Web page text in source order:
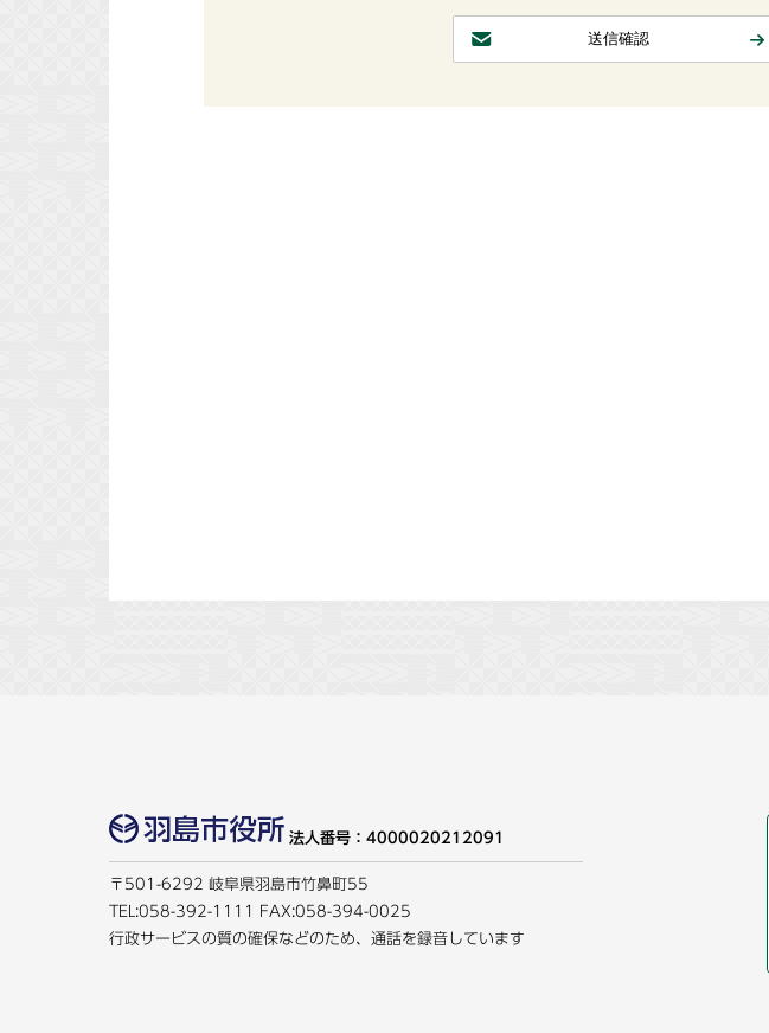
法人番号：4000020212091
〒501-6292 岐阜県羽島市竹鼻町55
TEL:058-392-1111
FAX:058-394-0025
行政サービスの質の確保などのため、通話を録音しています